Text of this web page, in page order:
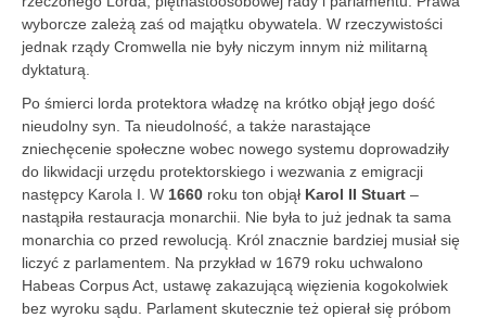
wyborcze zależą zaś od majątku obywatela. W rzeczywis­tości
jednak rządy Cromwella nie były niczym innym niż militarną
dyktaturą.
Po śmierci lorda protektora władzę na krótko objął jego dość
nieudolny syn. Ta nieudolność, a także narastające
zniechęcenie społeczne wobec nowego systemu doprowadziły
do likwidacji urzędu protektorskiego i wezwania z emi­gracji
następcy Karola I. W 1660 roku ton objął Karol II Stuart –
nastąpiła restauracja monarchii. Nie była to już jednak ta sama
monarchia co przed rewolucją. Król znacznie bardziej musiał się
liczyć z parlamentem. Na przykład w 1679 roku uchwalono
Habeas Corpus Act, ustawę zakazującą więzienia kogokolwiek
bez wyroku sądu. Parlament skutecznie też opierał się próbom